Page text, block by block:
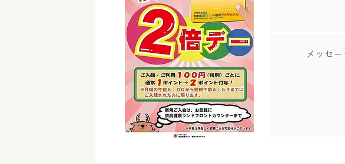
メッセ